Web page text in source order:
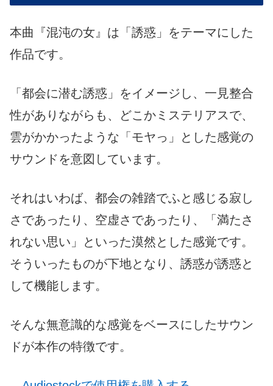
本曲『混沌の女』は「誘惑」をテーマにした
作品です。
「都会に潜む誘惑」をイメージし、一見整合
性がありながらも、どこかミステリアスで、
雲がかかったような「モヤっ」とした感覚の
サウンドを意図しています。
それはいわば、都会の雑踏でふと感じる寂し
さであったり、空虚さであったり、「満たさ
れない思い」といった漠然とした感覚です。
そういったものが下地となり、誘惑が誘惑と
して機能します。
そんな無意識的な感覚をベースにしたサウン
ドが本作の特徴です。